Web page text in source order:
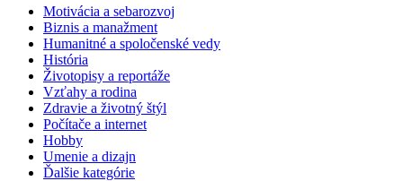
Motivácia a sebarozvoj
Biznis a manažment
Humanitné a spoločenské vedy
História
Životopisy a reportáže
Vzťahy a rodina
Zdravie a životný štýl
Počítače a internet
Hobby
Umenie a dizajn
Ďalšie kategórie